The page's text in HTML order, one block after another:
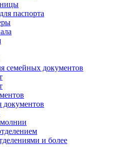
паспорта
семейных документов
документов
и более